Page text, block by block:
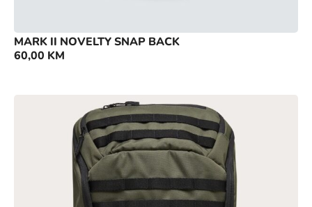
MARK II NOVELTY SNAP BACK
60,00 KM